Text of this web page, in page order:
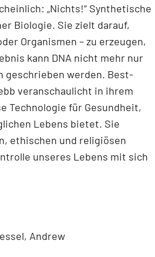
„Nichts!“ Synthetische
Biologie. Sie zielt darauf,
Organismen – zu erzeugen,
kann DNA nicht mehr nur
geschrieben werden. Best­
veranschaulicht in ihrem
Technologie für Gesundheit,
Lebens bietet. Sie
ethischen und religiösen
unseres Lebens mit sich
Andrew